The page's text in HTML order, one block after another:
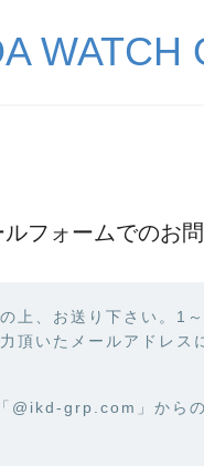
WATCH
ルフォームでのお
上、お送り下さい。1
頂いたメールアドレス
grp.com」からの